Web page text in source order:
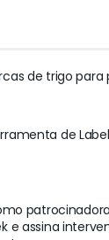
de trigo para
de
e assina